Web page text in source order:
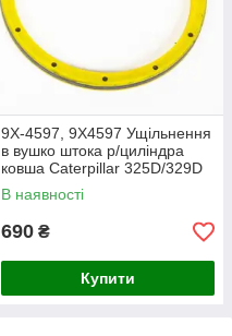
9X-4597, 9X4597 Ущільнення
в вушко штока р/циліндра
ковша Caterpillar 325D/329D
В наявності
690 ₴
Купити